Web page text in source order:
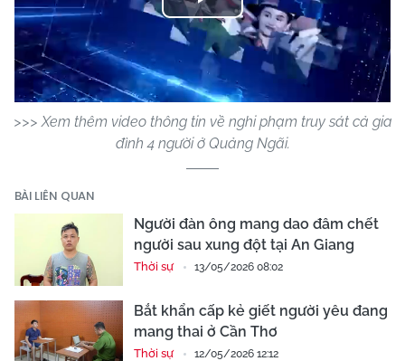
Play
Video
>>> Xem thêm video thông tin về nghi phạm truy sát cả gia
đình 4 người ở Quảng Ngãi.
BÀI LIÊN QUAN
Người đàn ông mang dao đâm chết
người sau xung đột tại An Giang
Thời sự 13/05/2026 08:02
Bắt khẩn cấp kẻ giết người yêu đang
mang thai ở Cần Thơ
Thời sự 12/05/2026 12:12